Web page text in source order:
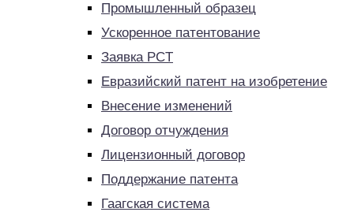
Промышленный образец
Ускоренное патентование
Заявка PCT
Евразийский патент на изобретение
Внесение изменений
Договор отчуждения
Лицензионный договор
Поддержание патента
Гаагская система